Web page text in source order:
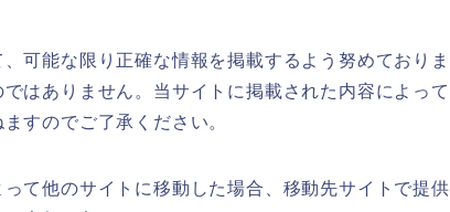
可能な限り正確な情報を掲載するよう努めておりま
はありません。当サイトに掲載された内容によって
すのでご了承ください。
て他のサイトに移動した場合、移動先サイトで提供